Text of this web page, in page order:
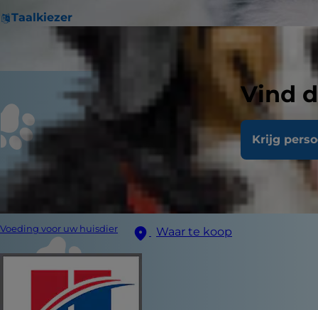
Taalkiezer
Vind
Krijg
Voeding voor uw huisdier Waar te koop